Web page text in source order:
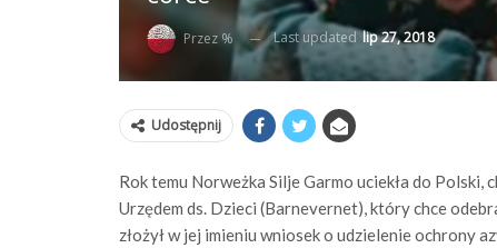
Przez % Last updatedlip 27, 2018
Udostępnij
Rok temu Norweżka Silje Garmo uciekła do
Urzędem ds. Dzieci (Barnevernet), który chce
złożył w jej imieniu wniosek o udzielenie ochrony